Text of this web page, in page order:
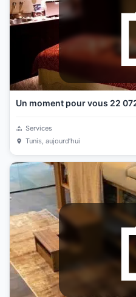
Un moment pour vous 22
Services
Tunis, aujourd’hui